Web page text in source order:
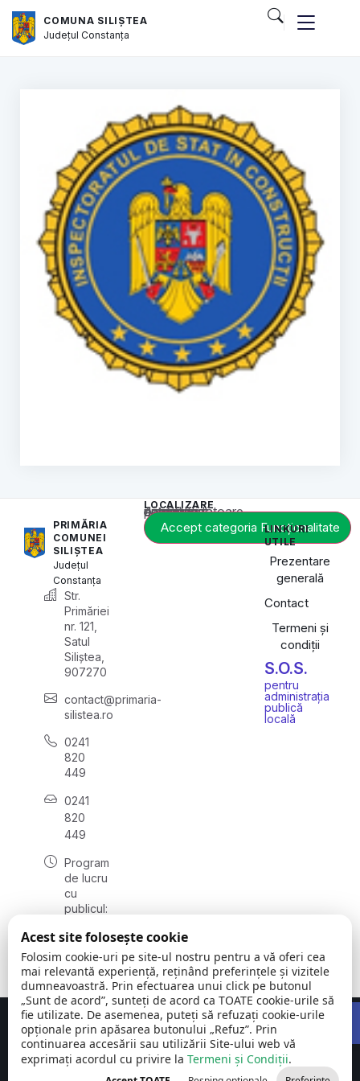
COMUNA SILIȘTEA
JudețulConstanța
PRIMĂRIA
COMUNEI
SILIȘTEA
Județul
Constanța
Str.
Primăriei
nr. 121,
Satul
Siliștea,
907270
contact@primaria-
silistea.ro
0241
820
449
0241
820
449
Program
de lucru
cu
publicul:
vineri
08:00 –
16:00
LOCALIZARE
Acest conținut este blocat până când acceptați categoria corespunzătoare de cookie-uri.
Accept categoria Funcționalitate
LINKURI
UTILE
Prezentare
generală
Contact
Termeni și
condiții
S.O.S.
pentru
administrația
publică
locală
Comuna Siliștea©
2026
Toate
drepturile
Concept realizat deBig Media Relații Publice SRL
Acest site folosește cookie
Folosim cookie-uri pe site-ul nostru pentru a vă oferi cea
mai relevantă experiență, reținând preferințele și vizitele
dumneavoastră. Prin efectuarea unui click pe butonul
„Sunt de acord”, sunteți de acord ca TOATE cookie-urile să
fie utilizate. De asemenea, puteți să refuzați cookie-urile
opționale prin apăsarea butonului „Refuz”. Prin
continuarea accesării sau utilizării Site-ului web vă
exprimați acordul cu privire la Termeni și Condiții.